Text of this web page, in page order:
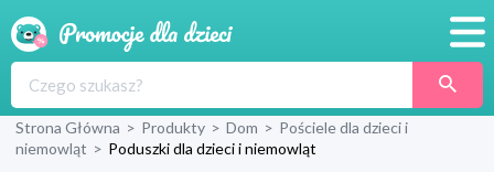
Produkty
Strona Główna > Produkty > Dom > Pościele dla dzieci i
niemowląt > Poduszki dla dzieci i niemowląt